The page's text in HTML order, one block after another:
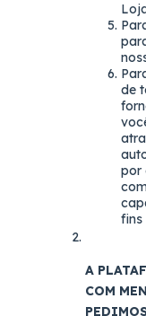
de
por
fins
A
COM